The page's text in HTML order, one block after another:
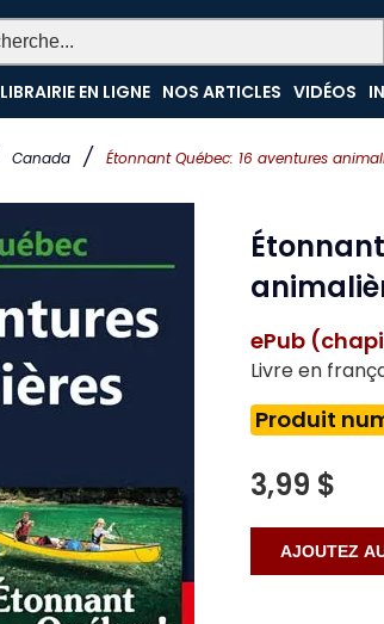
Canada / Étonnant Québec: 16 aventures
LIBRAIRIE EN LIGNE NOS ARTICLES VIDÉOS
ePub
Livre en
Produit
3,99 $